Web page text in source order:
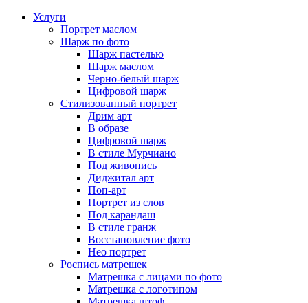
Услуги
Портрет маслом
Шарж по фото
Шарж пастелью
Шарж маслом
Черно-белый шарж
Цифровой шарж
Стилизованный портрет
Дрим арт
В образе
Цифровой шарж
В стиле Мурчиано
Под живопись
Диджитал арт
Поп-арт
Портрет из слов
Под карандаш
В стиле гранж
Восстановление фото
Нео портрет
Роспись матрешек
Матрешка с лицами по фото
Матрешка с логотипом